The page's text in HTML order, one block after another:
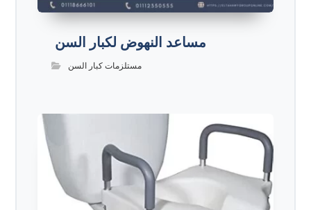
مساعد النهوض لكبار السن
مستلزمات كبار السن